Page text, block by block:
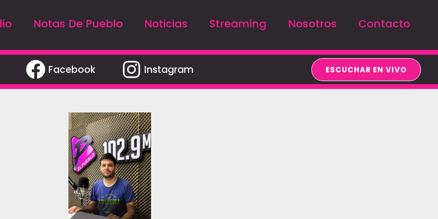
Notas De Pueblo Noticias Streaming Nosotros Contacto
Facebook Instagram ESCUCHAR EN VIVO